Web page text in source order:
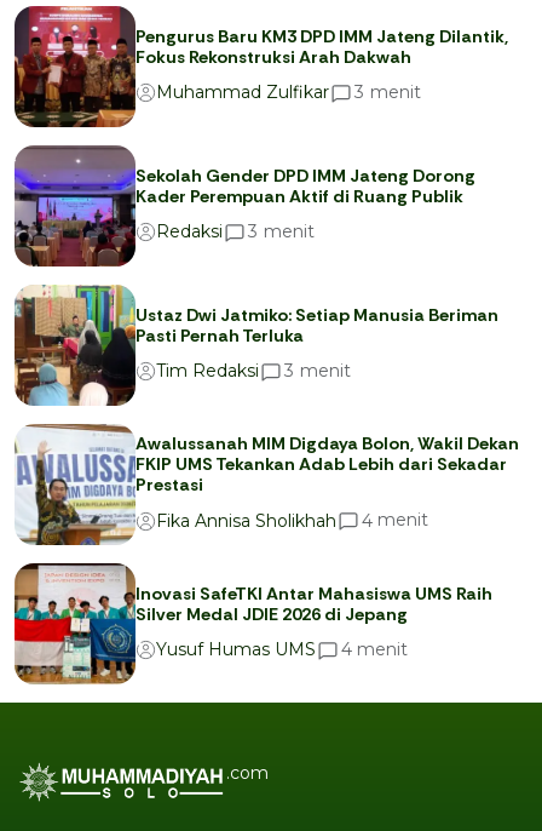
Pengurus Baru KM3 DPD IMM Jateng Dilantik,
Fokus Rekonstruksi Arah Dakwah
Muhammad Zulfikar
3 menit
Sekolah Gender DPD IMM Jateng Dorong
Kader Perempuan Aktif di Ruang Publik
Redaksi
3 menit
Ustaz Dwi Jatmiko: Setiap Manusia Beriman
Pasti Pernah Terluka
Tim Redaksi
3 menit
Awalussanah MIM Digdaya Bolon, Wakil Dekan
FKIP UMS Tekankan Adab Lebih dari Sekadar
Prestasi
Fika Annisa Sholikhah
4 menit
Inovasi SafeTKI Antar Mahasiswa UMS Raih
Silver Medal JDIE 2026 di Jepang
Yusuf Humas UMS
4 menit
.com